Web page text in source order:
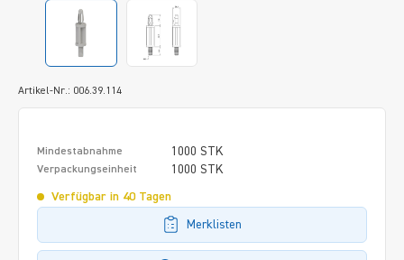
Artikel-Nr.: 006.39.114
Mindestabnahme 1000 STK
Verpackungseinheit 1000 STK
Verfügbar in 40 Tagen
Merklisten